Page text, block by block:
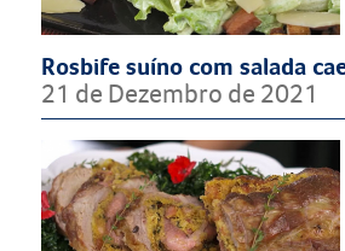
Rosbife suíno com salada
21 de Dezembro de 2021